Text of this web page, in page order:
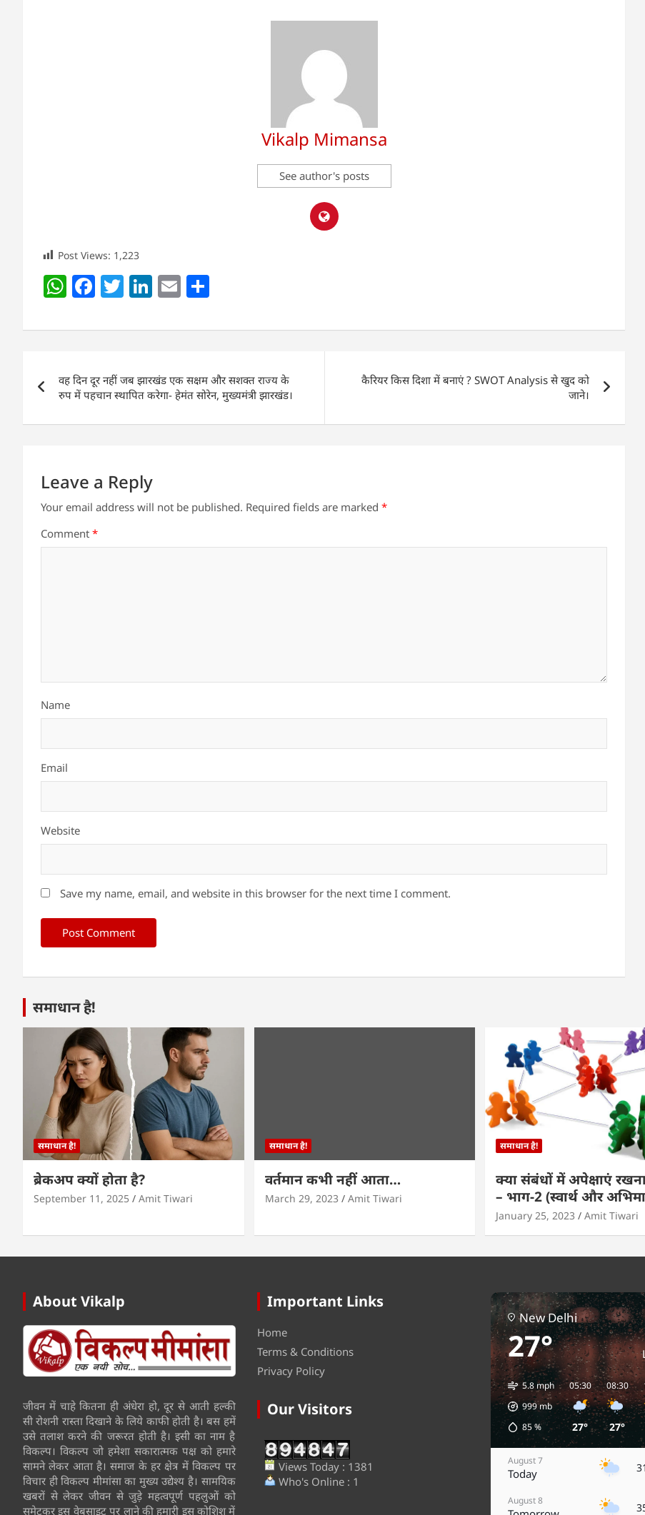
Vikalp Mimansa
See author's posts
Post Views: 1,223
W
at
A
p
p
F
c
b
o
o
T
itt
Li
k
dI
n
E
ai ar
navigation
वह दिन दूर नहीं जब झारखंड एक सक्षम और सशक्त राज्य के
रुप में पहचान स्थापित करेगा- हेमंत सोरेन, मुख्यमंत्री झारखंड।
कैरियर किस दिशा में बनाएं ? SWOT Analysis से खुद को
जाने।
Leave a Reply
Your email address will not be published. Required fields are marked *
Comment *
Name
Email
Website
Save my name, email, and website in this browser for the next time I comment.
समाधान है!
समाधान है!
ब्रेकअप क्यों होता है?
September 11, 2025 Amit Tiwari
समाधान है!
वर्तमान कभी नहीं आता…
March 29, 2023 Amit Tiwari
समाधान है!
क्या संबंधों में अपेक्षाएं
– भाग-2 (स्वार्थ और
January 25, 2023 Amit Tiwari
About Vikalp
जीवन में चाहे कितना ही अंधेरा हो, दूर से आती हल्की
सी रोशनी रास्ता दिखाने के लिये काफी होती है। बस हमें
उसे तलाश करने की जरूरत होती है। इसी का नाम है
विकल्प। विकल्प जो हमेशा सकारात्मक पक्ष को हमारे
सामने लेकर आता है। समाज के हर क्षेत्र में विकल्प पर
विचार ही विकल्प मीमांसा का मुख्य उद्येश्य है। सामयिक
खबरों से लेकर जीवन से जुड़े महत्वपूर्ण पहलुओं को
समेटकर इस वेबसाइट पर लाने की हमारी इस कोशिश में
Important Links
Home
Terms & Conditions
Privacy Policy
Our Visitors
Views Today : 1381
Who's Online : 1
New Delhi
27°
5.8 mph
999mb
85%
05:30
27°
08:30
27°
August 7
Today
August 8